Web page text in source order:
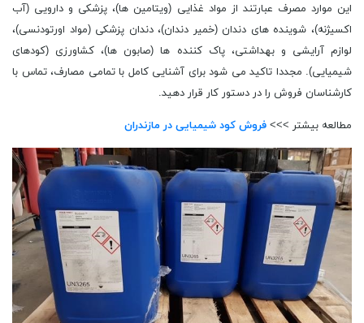
این موارد مصرف عبارتند از مواد غذایی (ویتامین ها)، پزشکی و دارویی (آب
اکسیژنه)، شوینده های دندان (خمیر دندان)، دندان پزشکی (مواد اورتودنسی)،
لوازم آرایشی و بهداشتی، پاک کننده ها (صابون ها)، کشاورزی (کودهای
شیمیایی). مجددا تاکید می شود برای آشنایی کامل با تمامی مصارف، تماس با
کارشناسان فروش را در دستور کار قرار دهید.
مطالعه بیشتر >>> فروش کود شیمیایی در مازندران